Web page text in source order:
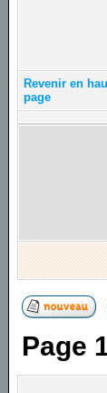
Revenir en
page
Page